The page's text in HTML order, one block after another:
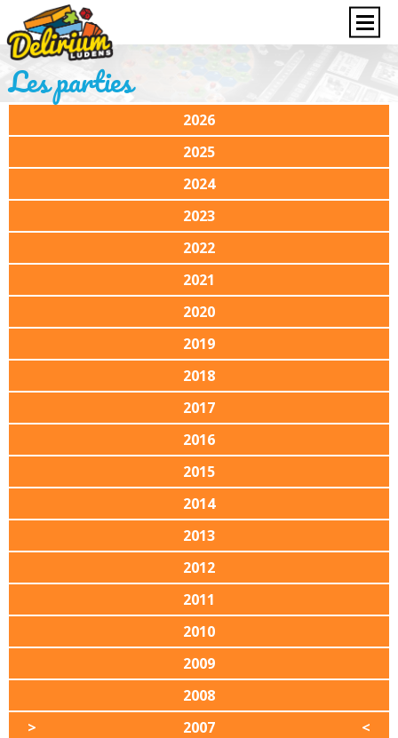
Les parties
2026
2025
2024
2023
2022
2021
2020
2019
2018
2017
2016
2015
2014
2013
2012
2011
2010
2009
2008
2007